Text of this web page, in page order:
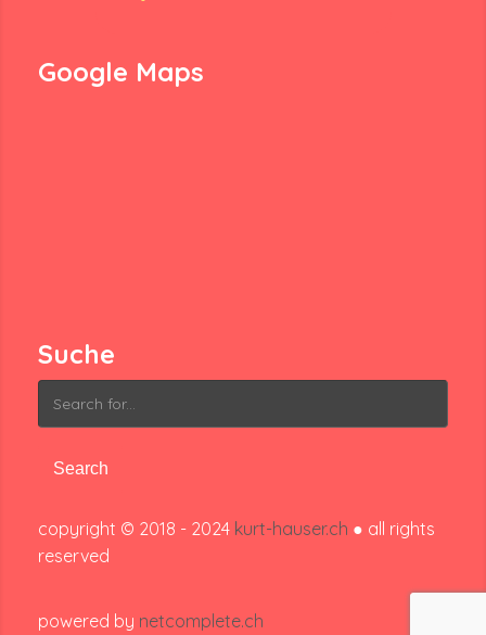
Google Maps
Suche
Search
for:
copyright © 2018 - 2024 kurt-hauser.ch ● all rights
reserved
powered by netcomplete.ch